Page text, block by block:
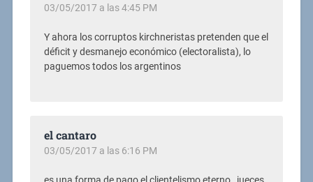
03/05/2017 a las 4:45 PM
Y ahora los corruptos kirchneristas pretenden que el
déficit y desmanejo económico (electoralista), lo
paguemos todos los argentinos
el cantaro
03/05/2017 a las 6:16 PM